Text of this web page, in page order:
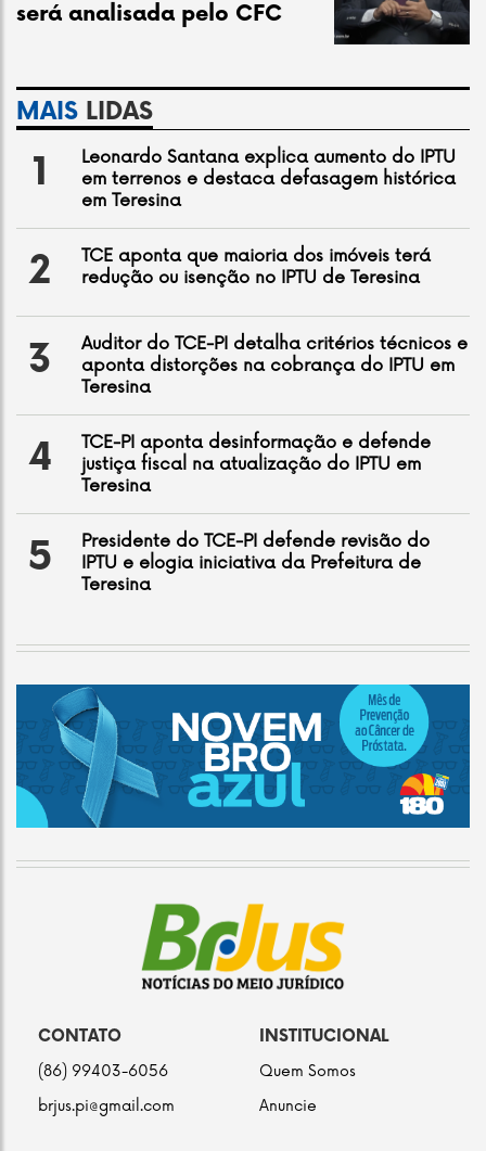
será analisada pelo CFC
MAIS LIDAS
1
Leonardo Santana explica aumento do IPTU
em terrenos e destaca defasagem histórica
em Teresina
2
TCE aponta que maioria dos imóveis terá
redução ou isenção no IPTU de Teresina
3
Auditor do TCE-PI detalha critérios técnicos e
aponta distorções na cobrança do IPTU em
Teresina
4
TCE-PI aponta desinformação e defende
justiça fiscal na atualização do IPTU em
Teresina
5
Presidente do TCE-PI defende revisão do
IPTU e elogia iniciativa da Prefeitura de
Teresina
CONTATO
(86) 99403-6056
brjus.pi@gmail.com
INSTITUCIONAL
Quem Somos
Anuncie